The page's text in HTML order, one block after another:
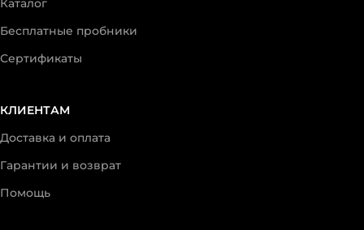
Каталог
Бесплатные пробники
Сертификаты
КЛИЕНТАМ
Доставка и оплата
Гарантии и возврат
Помощь